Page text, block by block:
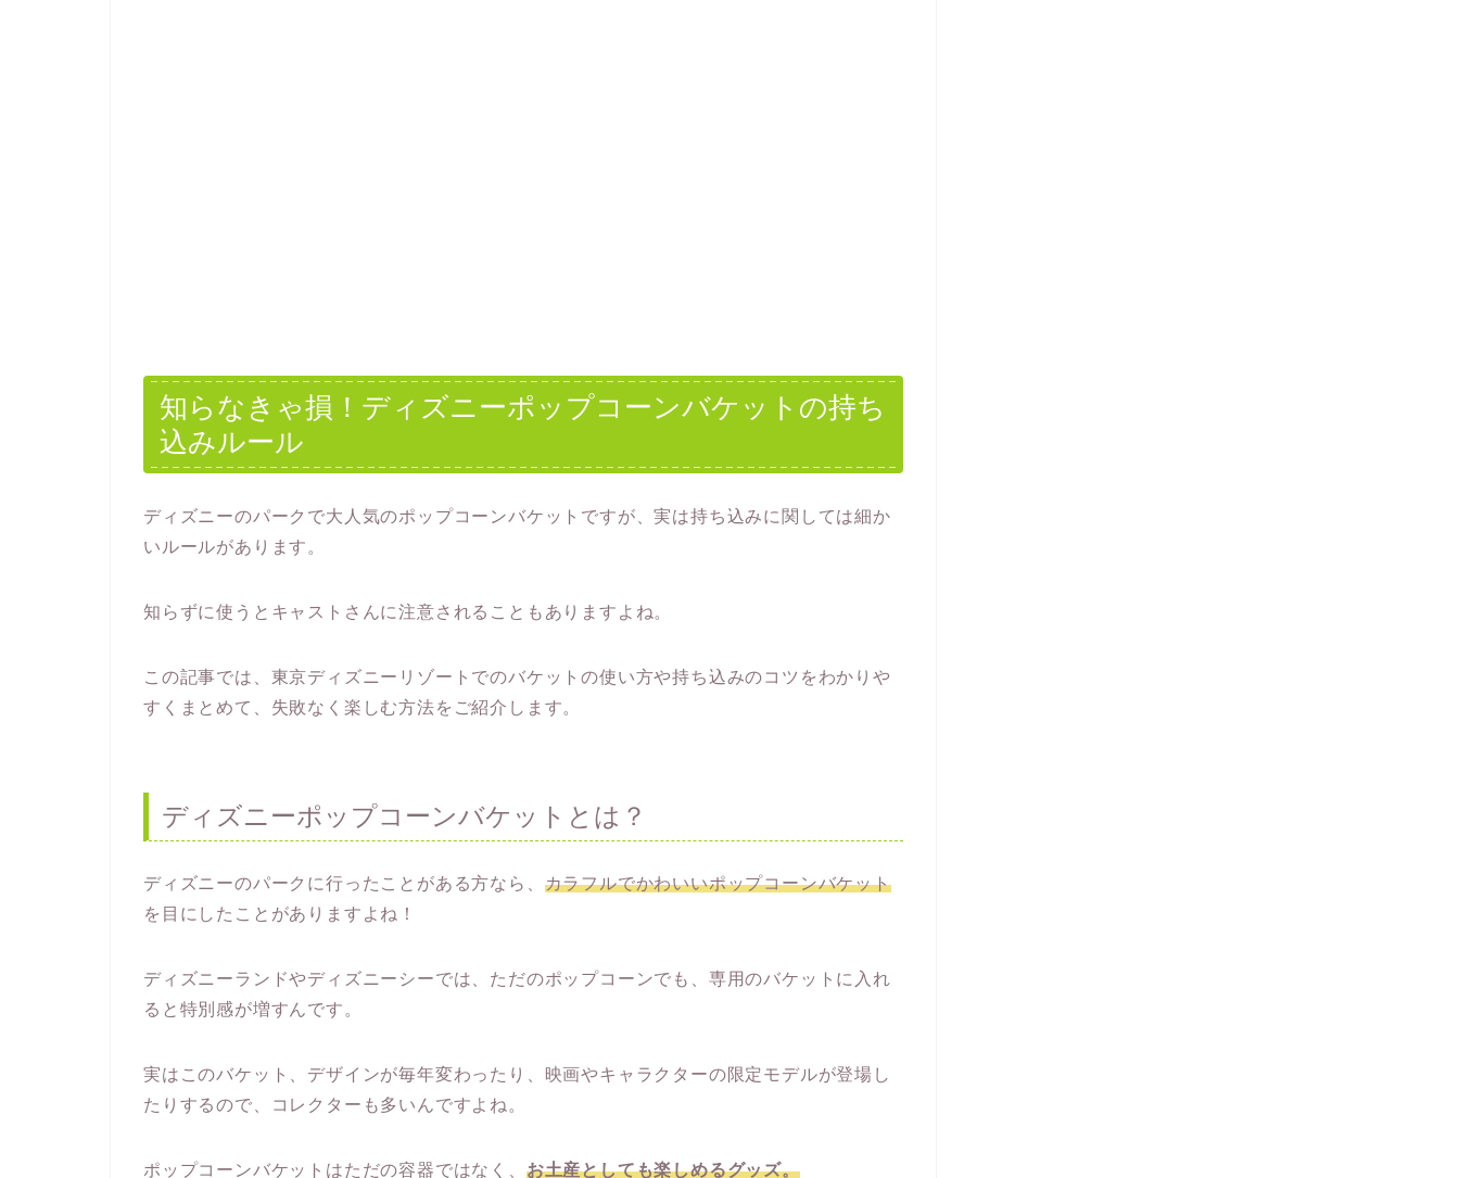
知らなきゃ損！ディズニーポップコーンバケットの持ち
込みルール
ディズニーのパークで大人気のポップコーンバケットですが、実は持ち込みに関しては細か
いルールがあります。
知らずに使うとキャストさんに注意されることもありますよね。
この記事では、東京ディズニーリゾートでのバケットの使い方や持ち込みのコツをわかりや
すくまとめて、失敗なく楽しむ方法をご紹介します。
ディズニーポップコーンバケットとは？
ディズニーのパークに行ったことがある方なら、 カラフルでかわいいポップコーンバケット
を目にしたことがありますよね！
ディズニーランドやディズニーシーでは、ただのポップコーンでも、専用のバケットに入れ
ると特別感が増すんです。
実はこのバケット、デザインが毎年変わったり、映画やキャラクターの限定モデルが登場し
たりするので、コレクターも多いんですよね。
ポップコーンバケットはただの容器ではなく、 お土産としても楽しめるグッズ。